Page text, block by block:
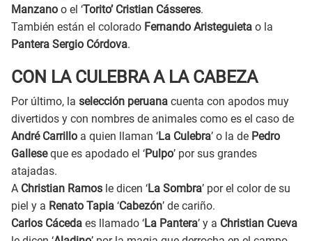
Manzano o el ‘Torito’ Cristian Cásseres.
También están el colorado Fernando Aristeguieta o la
Pantera Sergio Córdova.
CON LA CULEBRA A LA CABEZA
Por último, la selección peruana cuenta con apodos muy
divertidos y con nombres de animales como es el caso de
André Carrillo a quien llaman ‘La Culebra’ o la de Pedro
Galleseque es apodado el ‘Pulpo’ por sus grandes
atajadas.
A Christian Ramos le dicen ‘La Sombra’ por el color de su
piel y a Renato Tapia ‘Cabezón’ de cariño.
Carlos Cáceda es llamado ‘La Pantera’ y a Christian Cueva